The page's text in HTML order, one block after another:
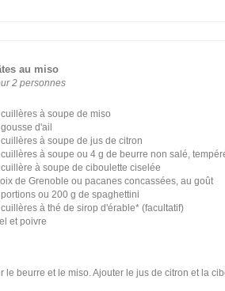
au miso
2 personnes
à soupe de miso
d'ail
à soupe de jus de citron
à soupe ou 4 g de beurre non salé,
cuillère à soupe de ciboulette ciselée
de Grenoble ou pacanes concassées, au goût
ou 200 g de spaghettini
à thé de sirop d'érable* (facultatif)
et poivre
le beurre et le miso. Ajouter le jus de citron et la